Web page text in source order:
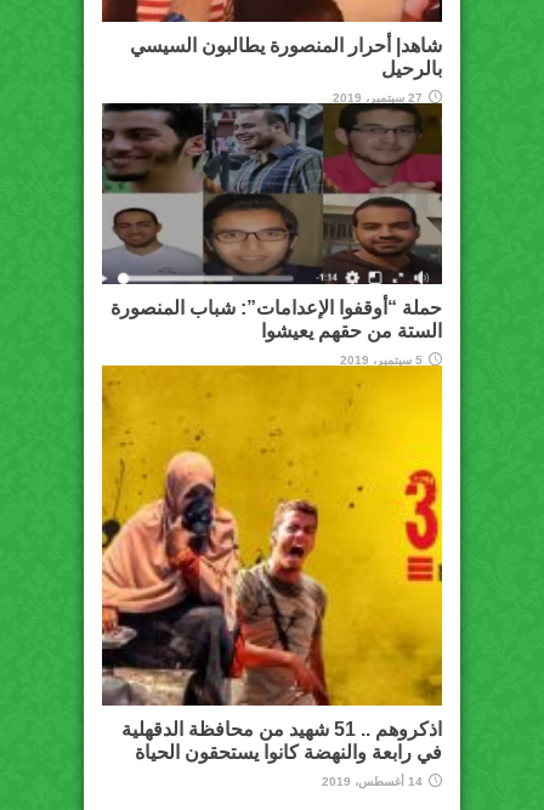
شاهد| أحرار المنصورة يطالبون السيسي
بالرحيل
27 سبتمبر، 2019
حملة “أوقفوا الإعدامات”: شباب المنصورة
الستة من حقهم يعيشوا
5 سبتمبر، 2019
اذكروهم .. 51 شهيد من محافظة الدقهلية
في رابعة والنهضة كانوا يستحقون الحياة
14 أغسطس، 2019